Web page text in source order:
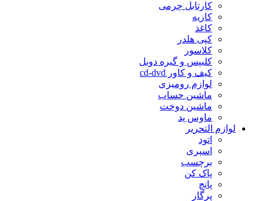
کارتابل چرمی
کازیه
کاغذ
کپی هلدر
کلاسور
کلیپس و گیره دوبل
کیف و کاور cd-dvd
لوازم رومیزی
ماشین حساب
ماشین دوخت
ماوس پد
لوازم التحریر
اتود
اسپری
برچسب
پاک کن
پانچ
پرگار